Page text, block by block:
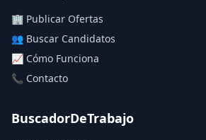
🏢 Publicar Ofertas
👥 Buscar Candidatos
📈 Cómo Funciona
📞 Contacto
BuscadorDeTrabajo